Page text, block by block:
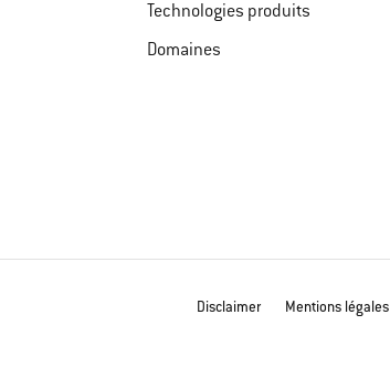
Technologies produits
Domaines
Disclaimer Mentions légales